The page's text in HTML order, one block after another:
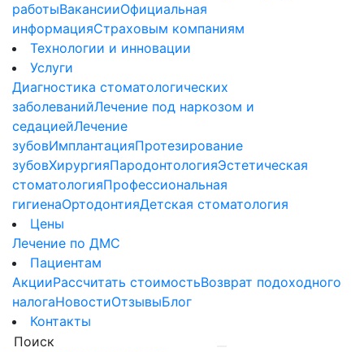
работыВакансииОфициальная
информацияСтраховым компаниям
Технологии и инновации
Услуги
Диагностика стоматологических
заболеванийЛечение под наркозом и
седациейЛечение
зубовИмплантацияПротезирование
зубовХирургияПародонтологияЭстетическая
стоматологияПрофессиональная
гигиенаОртодонтияДетская стоматология
Цены
Лечение по ДМС
Пациентам
АкцииРассчитать стоимостьВозврат подоходного
налогаНовостиОтзывыБлог
Контакты